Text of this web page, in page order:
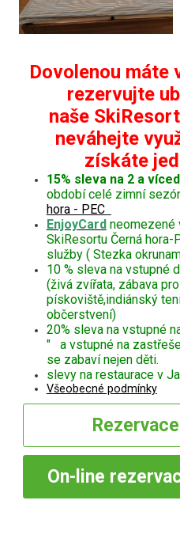
Dovolenou máte
rezervujte
naše
neváhejte
získáte
15% sleva na 2 a
období celé zimní
hora - PEC
EnjoyCard neomezené
SkiResortu Černá
služby ( Stezka
10 % sleva na vstupné
(živá zvířata, zábava
pískoviště,indiánský
občerstvení)
20% sleva na vstupné
" a vstupné na
se zabaví nejen děti.
slevy na restaurace v
Všeobecné podmínky
Rezervace
On-line